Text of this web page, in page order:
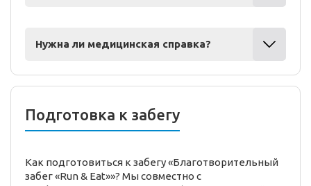
Нужна ли медицинская справка?
Подготовка к забегу
Как подготовиться к забегу «Благотворительный
забег «Run & Eat»»? Мы совместно с